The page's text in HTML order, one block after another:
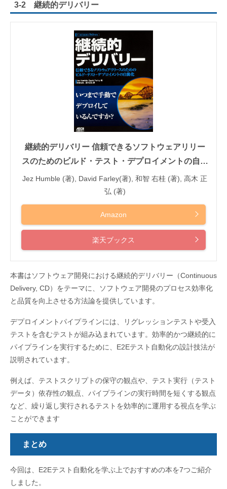
3-2 継続的デリバリー
継続的デリバリー 信頼できるソフトウェアリリー
スのためのビルド・テスト・デプロイメントの自動
化
Jez Humble (著), David Farley(著), 和智 右桂 (著), 高木 正
弘 (著)
Amazon
楽天ブックス
本書はソフトウェア開発における継続的デリバリー（Continuous
Delivery, CD）をテーマに、ソフトウェア開発のプロセス効率化
と品質を向上させる方法論を提供しています。
デプロイメントパイプラインには、リグレッションテストや受入
テストを含むテストが組み込まれています。効率的かつ継続的に
パイプラインを実行するために、E2Eテスト自動化の設計技法が
説明されています。
例えば、テストスクリプトの保守の観点や、テスト実行（テスト
データ）依存性の観点、パイプラインの実行時間を短くする観点
など、繰り返し実行されるテストを効率的に運用する視点を学ぶ
ことができます
まとめ
今回は、E2Eテスト自動化を学ぶ上でおすすめの本を7つご紹介
しました。